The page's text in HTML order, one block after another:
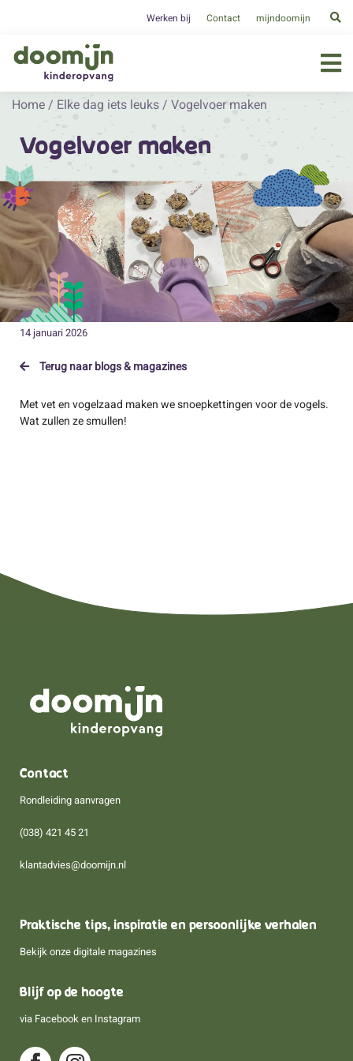
Werken bij Contact mijndoomijn
Home / Elke dag iets leuks / Vogelvoer maken
Vogelvoer maken
14 januari 2026
Terug naar blogs & magazines
Met vet en vogelzaad maken we snoepkettingen voor de vogels.
Wat zullen ze smullen!
Contact
Rondleiding aanvragen
(038) 421 45 21
klantadvies@doomijn.nl
Praktische tips, inspiratie en persoonlijke verhalen
Bekijk onze digitale magazines
Blijf op de hoogte
via Facebook en Instagram